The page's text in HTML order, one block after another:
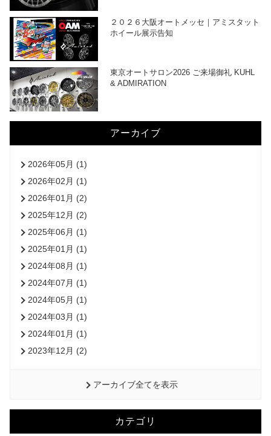
２０２６大阪オートメッセ｜アミスタット
ホイール展示告知
東京オートサロン2026 ご来場御礼 KUHL
& ADMIRATION
アーカイブ
2026年05月 (1)
2026年02月 (1)
2026年01月 (2)
2025年12月 (2)
2025年06月 (1)
2025年01月 (1)
2024年08月 (1)
2024年07月 (1)
2024年05月 (1)
2024年03月 (1)
2024年01月 (1)
2023年12月 (2)
アーカイブ全てを表示
カテゴリ